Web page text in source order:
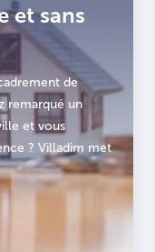
et sans
de
remarqué un
et vous
? Villadim met